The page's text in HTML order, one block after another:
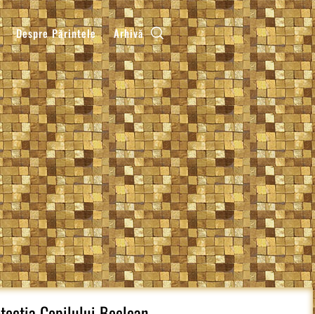
Despre Părintele Arhivă